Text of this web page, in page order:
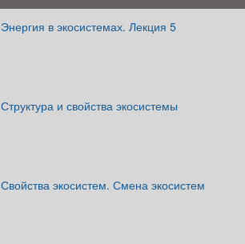
Энергия в экосистемах. Лекция 5
Структура и свойства экосистемы
Свойства экосистем. Смена экосистем